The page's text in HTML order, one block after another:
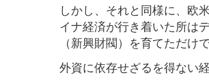
しかし、それと同様に、欧
イナ経済が行き着いた所は
（新興財閥）を育てただけ
外資に依存せざるを得ない